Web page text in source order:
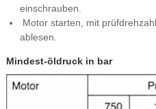
einschrauben.
Motor starten, mit
ablesen.
Mindest-öldruck in bar